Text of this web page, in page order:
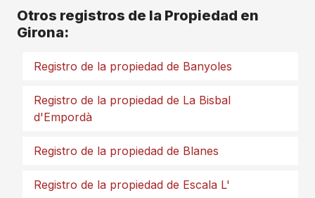
Otros registros de la Propiedad en
Girona:
Registro de la propiedad de Banyoles
Registro de la propiedad de La Bisbal
d'Empordà
Registro de la propiedad de Blanes
Registro de la propiedad de Escala L'